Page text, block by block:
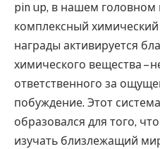
pin up, в нашем головном
комплексный
награды активируется
химического вещества –
ответственного за
побуждение. Этот
образовался для того,
изучать близлежащий